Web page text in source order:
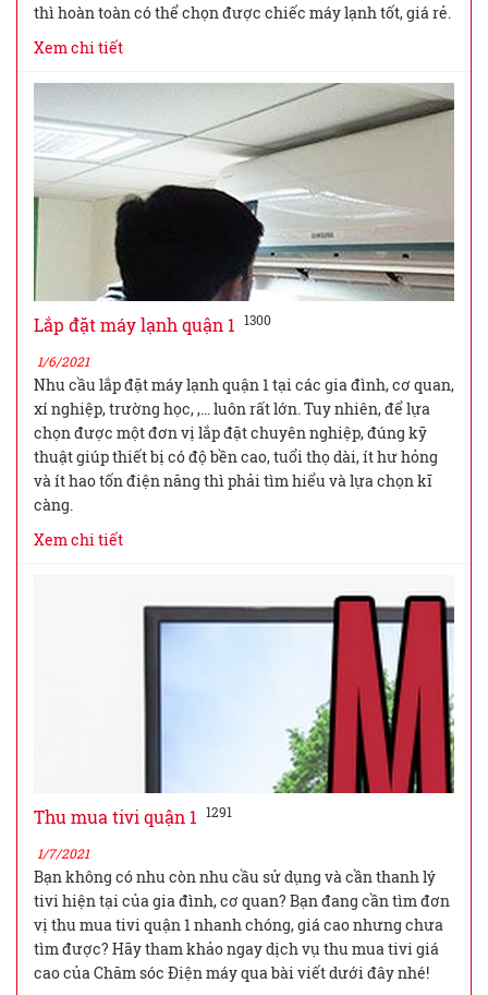
thì hoàn toàn có thể chọn được chiếc máy lạnh tốt, giá rẻ.
Xem chi tiết
Lắp đặt máy lạnh quận 1 1300
1/6/2021
Nhu cầu lắp đặt máy lạnh quận 1 tại các gia đình, cơ quan,
xí nghiệp, trường học, ,… luôn rất lớn. Tuy nhiên, để lựa
chọn được một đơn vị lắp đặt chuyên nghiệp, đúng kỹ
thuật giúp thiết bị có độ bền cao, tuổi thọ dài, ít hư hỏng
và ít hao tốn điện năng thì phải tìm hiểu và lựa chọn kĩ
càng.
Xem chi tiết
Thu mua tivi quận 1 1291
1/7/2021
Bạn không có nhu còn nhu cầu sử dụng và cần thanh lý
tivi hiện tại của gia đình, cơ quan? Bạn đang cần tìm đơn
vị thu mua tivi quận 1 nhanh chóng, giá cao nhưng chưa
tìm được? Hãy tham khảo ngay dịch vụ thu mua tivi giá
cao của Chăm sóc Điện máy qua bài viết dưới đây nhé!